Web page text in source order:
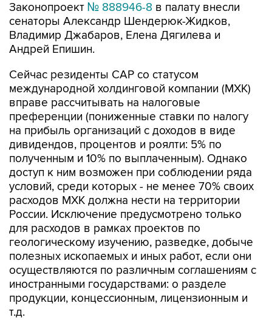
Законопроект № 888946-8 в палату внесли
сенаторы Александр Шендерюк-Жидков,
Владимир Джабаров, Елена Дягилева и
Андрей Епишин.
Сейчас резиденты САР со статусом
международной холдинговой компании (МХК)
вправе рассчитывать на налоговые
преференции (пониженные ставки по налогу
на прибыль организаций с доходов в виде
дивидендов, процентов и роялти: 5% по
полученным и 10% по выплаченным). Однако
доступ к ним возможен при соблюдении ряда
условий, среди которых - не менее 70% своих
расходов МХК должна нести на территории
России. Исключение предусмотрено только
для расходов в рамках проектов по
геологическому изучению, разведке, добыче
полезных ископаемых и иных работ, если они
осуществляются по различным соглашениям с
иностранными государствами: о разделе
продукции, концессионным, лицензионным и
т.д.